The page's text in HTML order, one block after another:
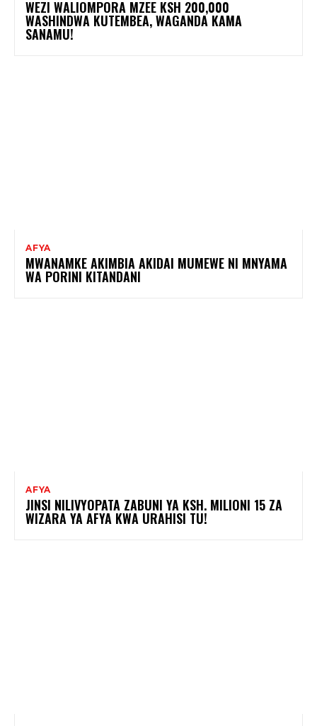
WEZI WALIOMPORA MZEE KSH 200,000
WASHINDWA KUTEMBEA, WAGANDA KAMA
SANAMU!
AFYA
MWANAMKE AKIMBIA AKIDAI MUMEWE NI MNYAMA
WA PORINI KITANDANI
AFYA
JINSI NILIVYOPATA ZABUNI YA KSH. MILIONI 15 ZA
WIZARA YA AFYA KWA URAHISI TU!